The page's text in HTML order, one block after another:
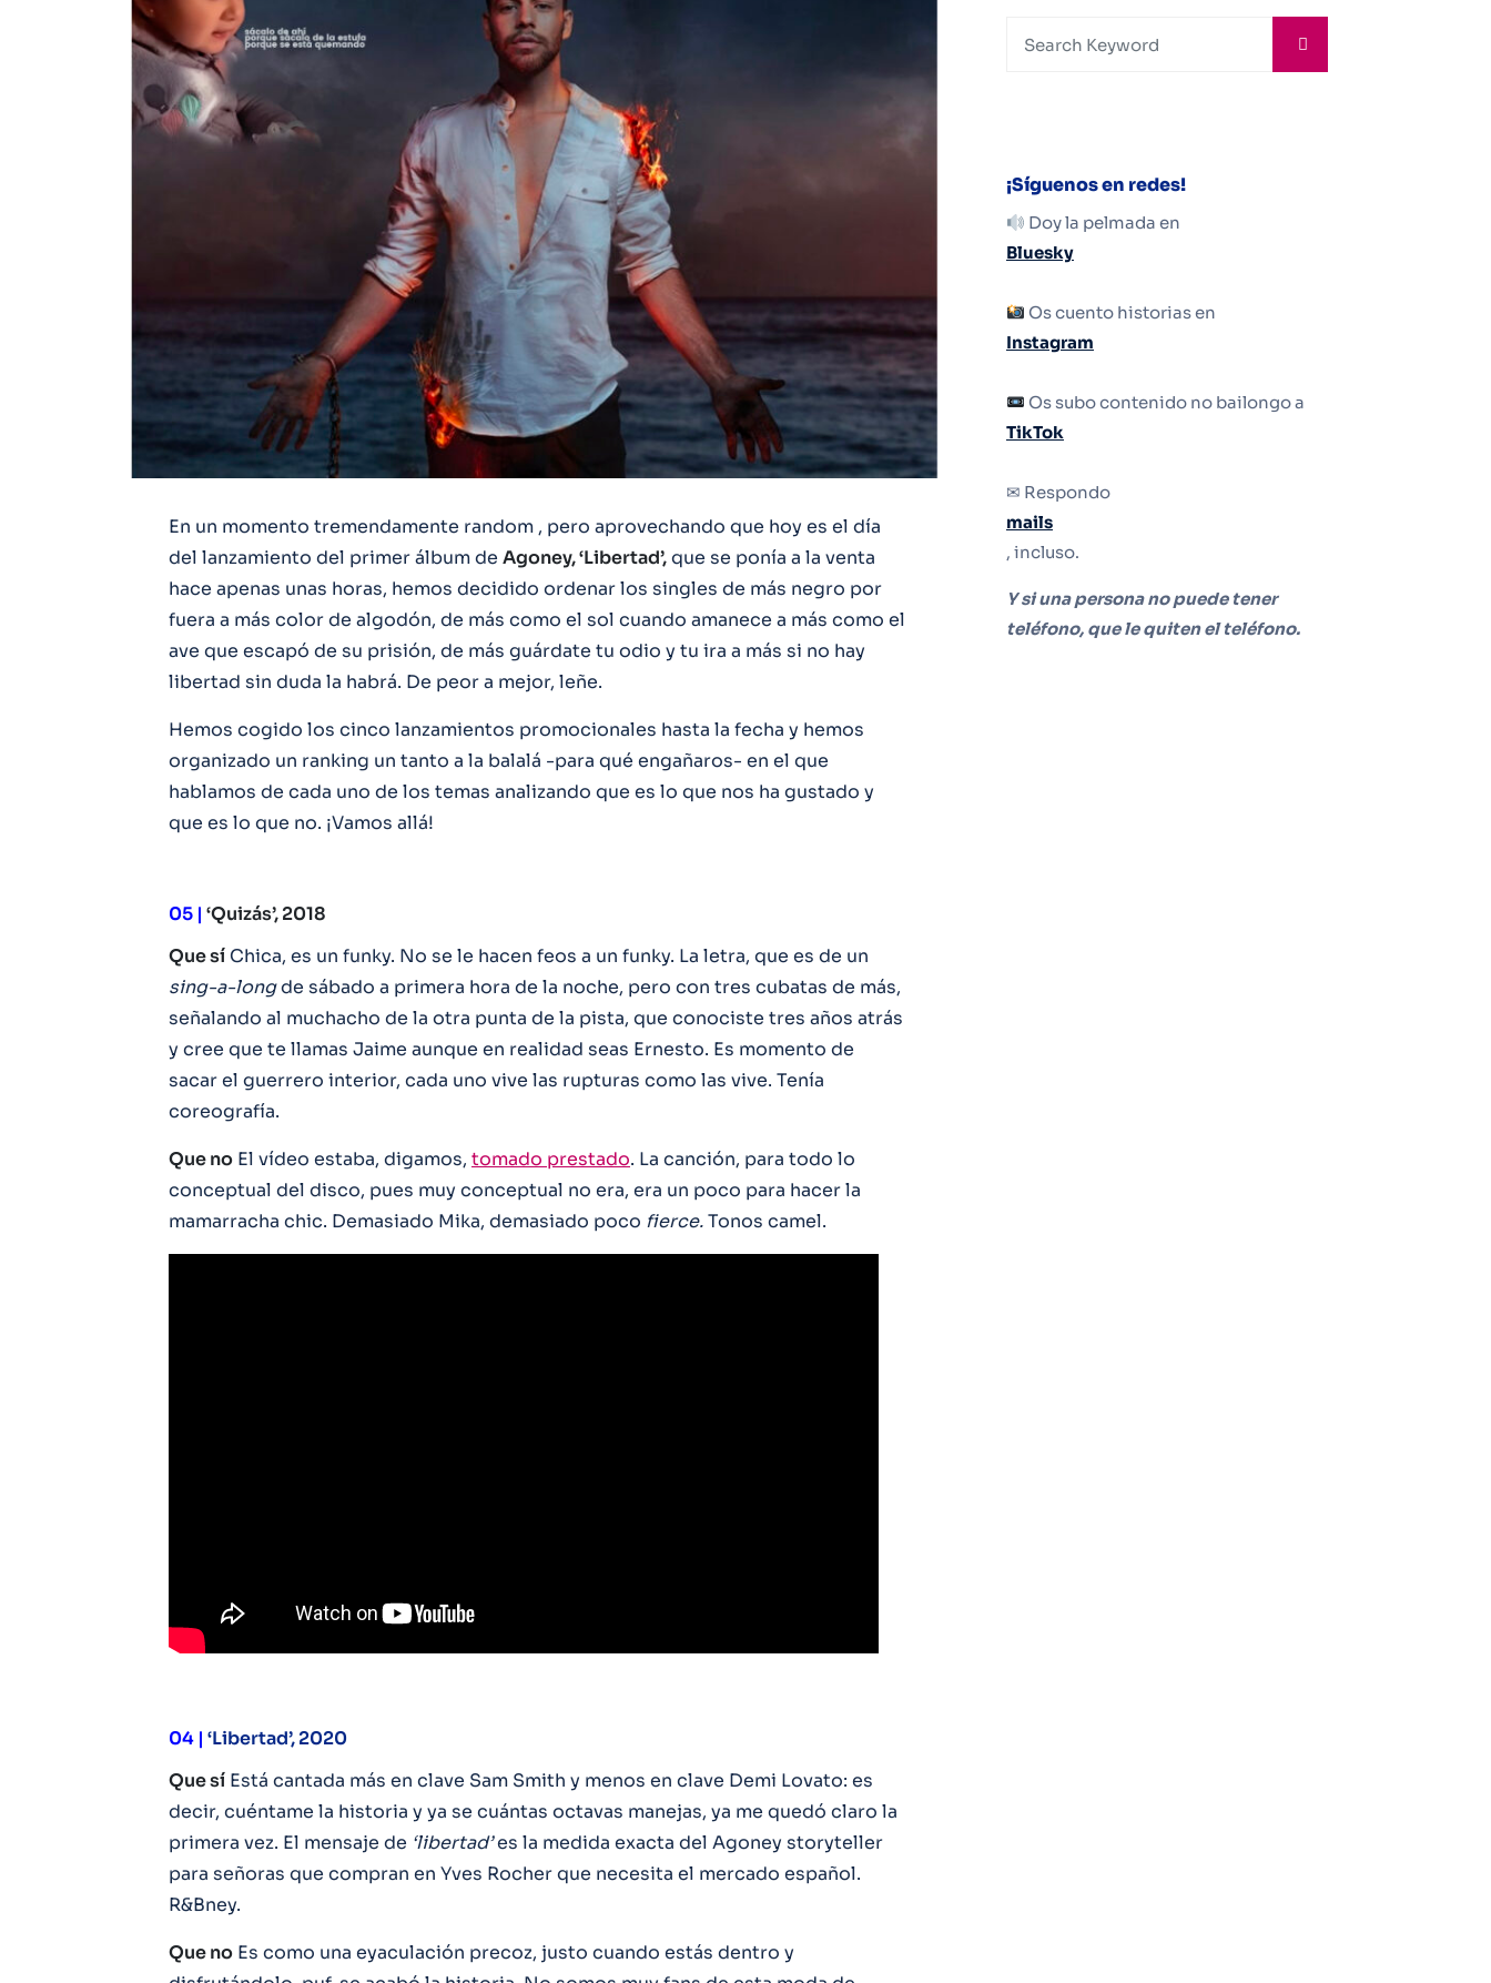
En un momento tremendamente random , pero aprovechando que hoy es el día
del lanzamiento del primer álbum de Agoney, ‘Libertad’,que se ponía a la venta
hace apenas unas horas, hemos decidido ordenar los singles de más negro por
fuera a más color de algodón, de más como el sol cuando amanece a más como el
ave que escapó de su prisión, de más guárdate tu odio y tu ira a más si no hay
libertad sin duda la habrá. De peor a mejor, leñe.
Hemos cogido los cinco lanzamientos promocionales hasta la fecha y hemos
organizado un ranking un tanto a la balalá -para qué engañaros- en el que
hablamos de cada uno de los temas analizando que es lo que nos ha gustado y
que es lo que no. ¡Vamos allá!
05 | ‘Quizás’, 2018
Que sí Chica, es un funky. No se le hacen feos a un funky. La letra, que es de un
sing-a-longde sábado a primera hora de la noche, pero con tres cubatas de más,
señalando al muchacho de la otra punta de la pista, que conociste tres años atrás
y cree que te llamas Jaime aunque en realidad seas Ernesto. Es momento de
sacar el guerrero interior, cada uno vive las rupturas como las vive. Tenía
coreografía.
Que no El vídeo estaba, digamos, tomado prestado. La canción, para todo lo
conceptual del disco, pues muy conceptual no era, era un poco para hacer la
mamarracha chic. Demasiado Mika, demasiado poco fierce.Tonos camel.
04 | ‘Libertad’, 2020
Que sí Está cantada más en clave Sam Smith y menos en clave Demi Lovato: es
decir, cuéntame la historia y ya se cuántas octavas manejas, ya me quedó claro la
primera vez. El mensaje de ‘libertad’es la medida exacta del Agoney storyteller
para señoras que compran en Yves Rocher que necesita el mercado español.
R&Bney.
Que no Es como una eyaculación precoz, justo cuando estás dentro y
¡Síguenos en redes!
Doy la pelmada en
Bluesky
Os cuento historias en
Instagram
Os subo contenido no bailongo a
TikTok
✉ Respondo
mails
, incluso.
Y si una persona no puede tener
teléfono, que le quiten el teléfono.